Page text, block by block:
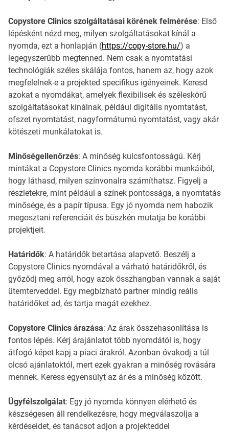
Copystore Clinics szolgáltatásai körének felmérése: Első
lépésként nézd meg, milyen szolgáltatásokat kínál a
nyomda, ezt a honlapján (https://copy-store.hu/) a
legegyszerűbb megtenned. Nem csak a nyomtatási
technológiák széles skálája fontos, hanem az, hogy azok
megfelelnek-e a projekted specifikus igényeinek. Keresd
azokat a nyomdákat, amelyek flexibilisek és széleskörű
szolgáltatásokat kínálnak, például digitális nyomtatást,
ofszet nyomtatást, nagyformátumú nyomtatást, vagy akár
kötészeti munkálatokat is.
Minőségellenőrzés: A minőség kulcsfontosságú. Kérj
mintákat a Copystore Clinics nyomda korábbi munkáiból,
hogy láthasd, milyen színvonalra számíthatsz. Figyelj a
részletekre, mint például a színek pontossága, a nyomtatás
minősége, és a papír típusa. Egy jó nyomda nem habozik
megosztani referenciáit és büszkén mutatja be korábbi
projektjeit.
Határidők: A határidők betartása alapvető. Beszélj a
Copystore Clinics nyomdával a várható határidőkről, és
győződj meg arról, hogy azok összhangban vannak a saját
ütemterveddel. Egy megbízható partner mindig reális
határidőket ad, és tartja magát ezekhez.
Copystore Clinics árazása: Az árak összehasonlítása is
fontos lépés. Kérj árajánlatot több nyomdától is, hogy
átfogó képet kapj a piaci árakról. Azonban óvakodj a túl
olcsó ajánlatoktól, mert ezek gyakran a minőség rovására
mennek. Keress egyensúlyt az ár és a minőség között.
Ügyfélszolgálat: Egy jó nyomda könnyen elérhető és
készségesen áll rendelkezésre, hogy megválaszolja a
kérdéseidet, és tanácsot adjon a projekteddel